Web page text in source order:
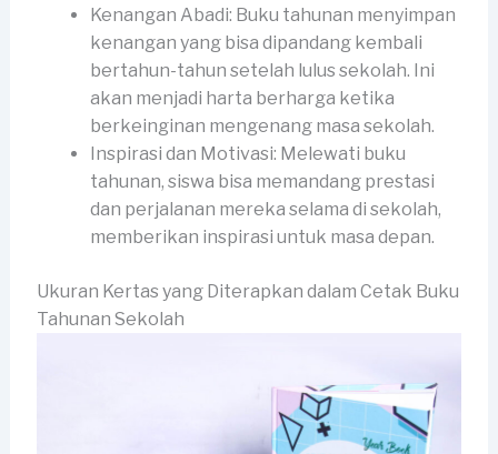
Kenangan Abadi: Buku tahunan menyimpan
kenangan yang bisa dipandang kembali
bertahun-tahun setelah lulus sekolah. Ini
akan menjadi harta berharga ketika
berkeinginan mengenang masa sekolah.
Inspirasi dan Motivasi: Melewati buku
tahunan, siswa bisa memandang prestasi
dan perjalanan mereka selama di sekolah,
memberikan inspirasi untuk masa depan.
Ukuran Kertas yang Diterapkan dalam Cetak Buku
Tahunan Sekolah